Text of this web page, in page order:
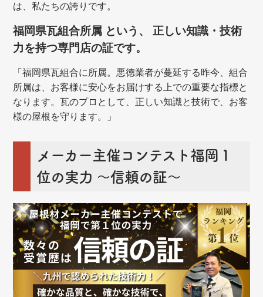
は、私たちの誇りです。
福岡県瓦組合所属 という、 正しい知識・技術
力を持つ専門店の証です。
「福岡県瓦組合に所属。悪徳業者が蔓延する昨今、組合
所属は、お客様に安心をお届けする上での重要な指標と
なります。瓦のプロとして、正しい知識と技術で、お客
様の屋根を守ります。」
メーカー主催コンテスト福岡１
位の実力 ～信頼の証～